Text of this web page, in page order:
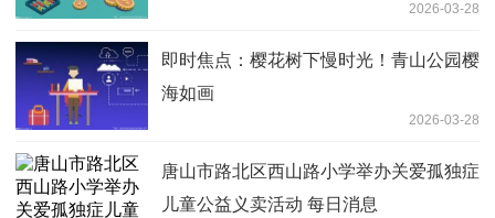
2026-03-28
即时焦点：樱花树下慢时光！青山公园樱
海如画
2026-03-28
唐山市路北区西山路小学举办关爱孤独症
儿童公益义卖活动 每日消息